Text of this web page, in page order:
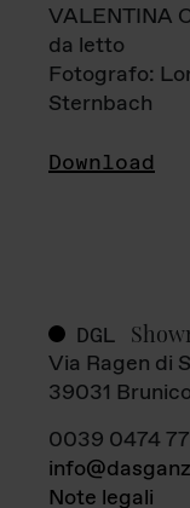
VALENTINA
da letto
Fotografo:
Sternbach
Download
DGL
Via Ragen di
39031 Brunico
0039 0474
Note legali